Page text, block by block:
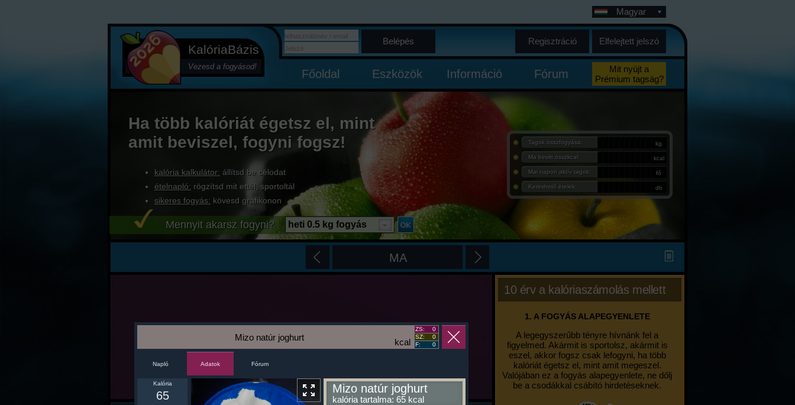
KalóriaBázis
Vezesd a fogyásod!
Magyar
Belépés Regisztráció Elfelejtett jelszó
Főoldal Eszközök Információ Fórum
Mit nyújt a
Prémium tagság?
Ha több kalóriát égetsz el, mint
amit beviszel, fogyni fogsz!
kalória kalkulátor: állítsd be célodat
ételnapló: rögzítsd mit ettél, sportoltál
sikeres fogyás: kövesd grafikonon
Tagok összfogyása: kg
Ma bevitt összkcal: kcal
Mai napon aktív tagok: fő
Kereshető ételek: db
Mennyit akarsz fogyni? heti 0.5 kg fogyás
MA
10 érv a kalóriaszámolás mellett
1. A FOGYÁS ALAPEGYENLETE
A legegyszerűbb tényre hívnánk fel a
figyelmed. Akármit is sportolsz, akármit is
eszel, akkor fogsz csak lefogyni, ha több
kalóriát égetsz el, mint amit megeszel.
Valójában ez a fogyás alapegyenlete, ne dőlj
be a csodákkal csábító hirdetéseknek.
kcal
Mizo natúr joghurt
ZS:
0
SZ:
0
F:
0
Napló Adatok Fórum
Kalória
65
Mizo natúr joghurt
kalória tartalma: 65 kcal